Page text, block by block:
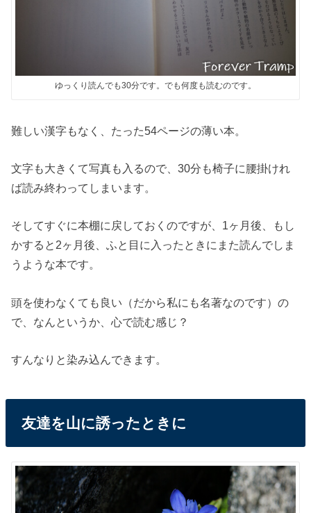
ゆっくり読んでも30分です。でも何度も読むのです。
難しい漢字もなく、たった54ページの薄い本。
文字も大きくて写真も入るので、30分も椅子に腰掛けれ
ば読み終わってしまいます。
そしてすぐに本棚に戻しておくのですが、1ヶ月後、もし
かすると2ヶ月後、ふと目に入ったときにまた読んでしま
うような本です。
頭を使わなくても良い（だから私にも名著なのです）の
で、なんというか、心で読む感じ？
すんなりと染み込んできます。
友達を山に誘ったときに